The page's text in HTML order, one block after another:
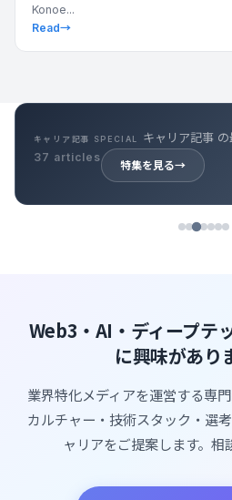
Konoe...
Read→
キャリア記事 SPECIAL キャリア記事
37 articles
特集を見る→
Web3・AI・ディープテ
に興味があり
業界特化メディアを運営する専
カルチャー・技術スタック・選
ャリアをご提案します。相